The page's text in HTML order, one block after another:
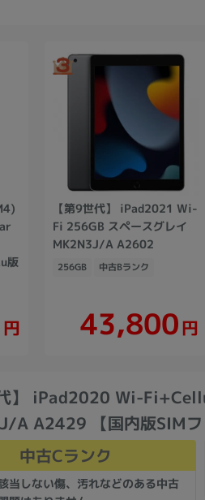
版
円
【第9世代】 iPad2021 Wi-
Fi 256GB スペースグレイ
MK2N3J/A A2602
256GB 中古Bランク
43,800円
代】 iPad2020 Wi-
A A2429 【国内版SIMフ
中古Cランク
当しない傷、汚れなどのある中古